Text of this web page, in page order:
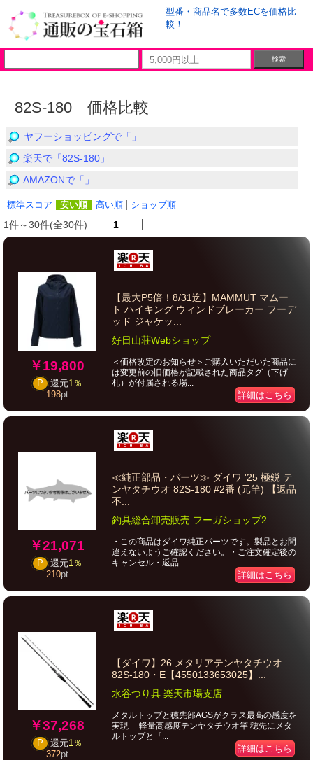
型番・商品名で多数ECを価格比
較！
82S-180 価格比較
ヤフーショッピングで「」
楽天で「82S-180」
AMAZONで「」
標準スコア 安い順 高い順 ショップ順
1件～30件(全30件) 1
￥19,800
P 還元1％
198pt
【最大P5倍！8/31迄】MAMMUT マムー
ト ハイキング ウィンドブレーカー フーデ
ッド ジャケッ...
好日山荘Webショップ
＜価格改定のお知らせ＞ご購入いただいた商品に
は変更前の旧価格が記載された商品タグ（下げ
札）が付属される場...
詳細はこちら
￥21,071
P 還元1％
210pt
≪純正部品・パーツ≫ ダイワ '25 極鋭 テ
ンヤタチウオ 82S-180 #2番 (元竿) 【返品
不...
釣具総合卸売販売 フーガショップ2
・この商品はダイワ純正パーツです。製品とお間
違えないようご確認ください。・ご注文確定後の
キャンセル・返品...
詳細はこちら
￥37,268
P 還元1％
372pt
【ダイワ】26 メタリアテンヤタチウオ
82S-180・E【4550133653025】...
水谷つり具 楽天市場支店
メタルトップと穂先部AGSがクラス最高の感度を
実現 軽量高感度テンヤタチウオ竿 穂先にメタ
ルトップと『...
詳細はこちら